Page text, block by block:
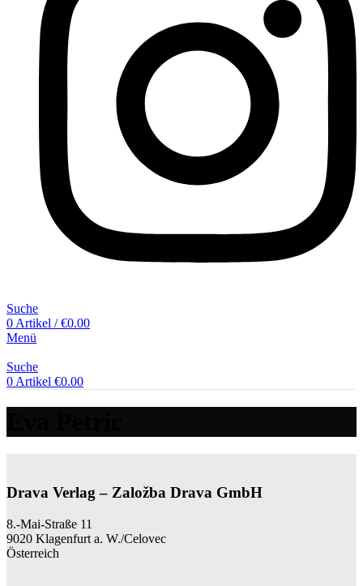
Suche
0 Artikel / €0.00
Menü
Suche
0 Artikel €0.00
Drava Verlag – Založba Drava GmbH
8.-Mai-Straße 11
9020 Klagenfurt a. W./Celovec
Österreich